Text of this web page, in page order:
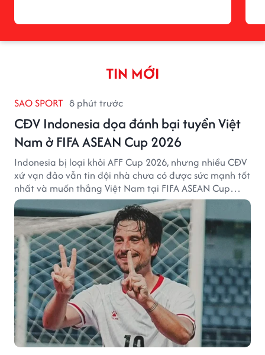
TIN MỚI
SAO SPORT 8 phút trước
CĐV Indonesia dọa đánh bại tuyển Việt
Nam ở FIFA ASEAN Cup 2026
Indonesia bị loại khỏi AFF Cup 2026, nhưng nhiều CĐV
xứ vạn đảo vẫn tin đội nhà chưa có được sức mạnh tốt
nhất và muốn thắng Việt Nam tại FIFA ASEAN Cup
2026.